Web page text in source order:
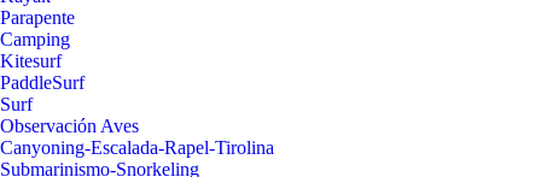
Parapente
Camping
Kitesurf
PaddleSurf
Surf
Observación Aves
Canyoning-Escalada-Rapel-Tirolina
Submarinismo-Snorkeling